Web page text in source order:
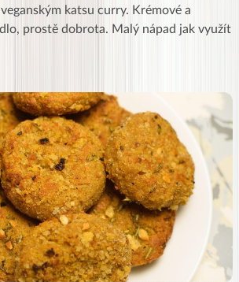
katsu curry. Krémové a
prostě dobrota. Malý nápad jak využít